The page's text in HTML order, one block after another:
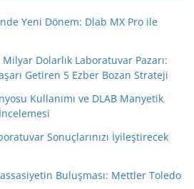
Yeni Dönem: Dlab MX Pro ile
Dolarlık Laboratuvar Pazarı:
Getiren 5 Ezber Bozan Strateji
Kullanımı ve DLAB Manyetik
İncelemesi
Sonuçlarınızı İyileştirecek
Buluşması: Mettler Toledo